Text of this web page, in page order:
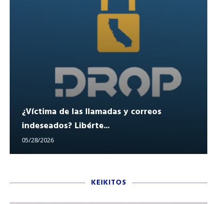
¿Víctima de las llamadas y correos
indeseados? Libérte...
05/28/2026
KEIKITOS